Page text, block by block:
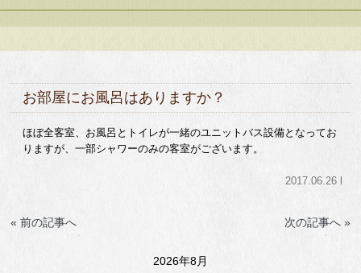
お部屋にお風呂はありますか？
ほぼ全客室、お風呂とトイレが一緒のユニットバス設備となってお
りますが、一部シャワーのみの客室がございます。
2017.06.26 l
« 前の記事へ 次の記事へ »
2026年8月